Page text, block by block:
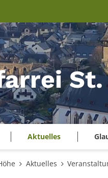
Aktuelles
Aktuelles